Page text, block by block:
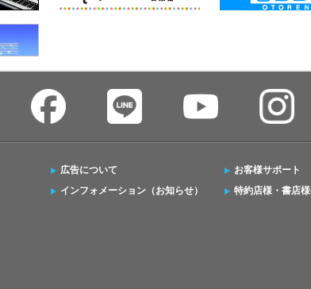
広告について
インフォメーション（お知らせ）
お客様サポート
特約店様・書店